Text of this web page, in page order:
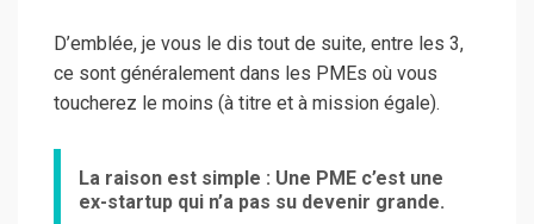
D’emblée, je vous le dis tout de suite, entre les 3,
ce sont généralement dans les PMEs où vous
toucherez le moins (à titre et à mission égale).
La raison est simple : Une PME c’est une
ex-startup qui n’a pas su devenir grande.